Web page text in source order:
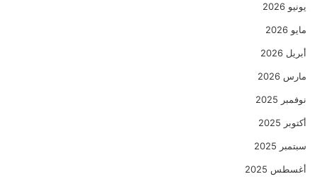
يونيو 2026
مايو 2026
أبريل 2026
مارس 2026
نوفمبر 2025
أكتوبر 2025
سبتمبر 2025
أغسطس 2025